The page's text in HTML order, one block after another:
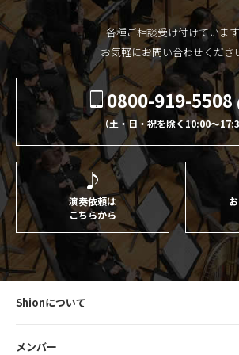
各種ご相談受け付けています
お気軽にお問い合わせくださ
0800-919-5508
（土・日・祝を除く10:00〜
演奏依頼は
こちらから
Shionについて
メンバー